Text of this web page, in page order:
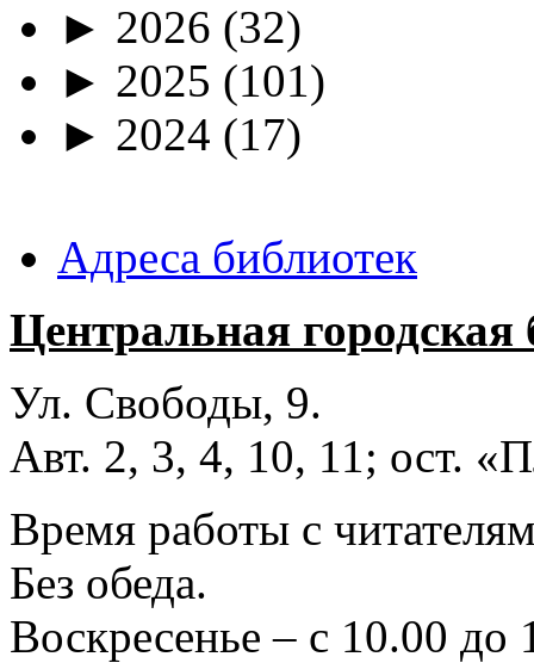
► 2026 (32)
► 2025 (101)
► 2024 (17)
Адреса библиотек
Центральная
Ул. Свободы, 9.
Авт. 2, 3, 4, 10, 11; ост.
Время работы с
Без обеда.
Воскресенье – с 10.00 до